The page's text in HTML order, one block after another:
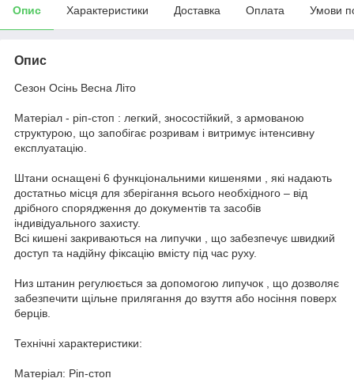
Опис Характеристики Доставка Оплата Умови
Опис
Сезон Осінь Весна Літо
Матеріал - ріп-стоп : легкий, зносостійкий, з армованою
структурою, що запобігає розривам і витримує інтенсивну
експлуатацію.
Штани оснащені 6 функціональними кишенями , які надають
достатньо місця для зберігання всього необхідного – від
дрібного спорядження до документів та засобів
індивідуального захисту.
Всі кишені закриваються на липучки , що забезпечує швидкий
доступ та надійну фіксацію вмісту під час руху.
Низ штанин регулюється за допомогою липучок , що дозволяє
забезпечити щільне прилягання до взуття або носіння поверх
берців.
Технічні характеристики:
Матеріал: Ріп-стоп